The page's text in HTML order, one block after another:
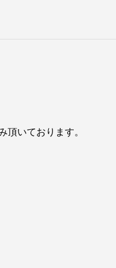
いております。